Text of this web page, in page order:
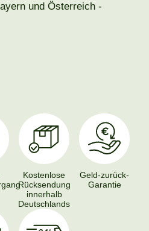
und Österreich -
Kostenlose
Rücksendung
innerhalb
Deutschlands
Geld-zurück-
Garantie